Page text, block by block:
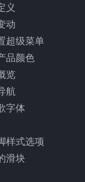
义
动
超级菜单
品颜色
览
航
字体
样式选项
滑块